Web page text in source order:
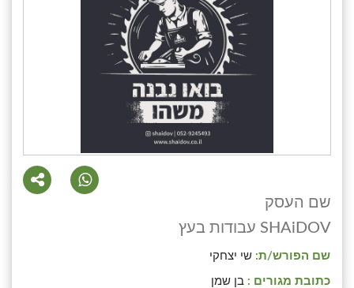
שם העסק
SHAiDOV עבודות בעץ
שם הפורש/ת: שי יצחקי
כתובת מגורים : בן שמן